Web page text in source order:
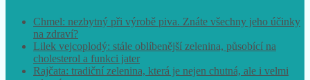
Chmel: nezbytný při výrobě piva. Znáte všechny jeho účinky
na zdraví?
Lilek vejcoplodý: stále oblíbenější zelenina, působící na
cholesterol a funkci jater
Rajčata: tradiční zelenina, která je nejen chutná, ale i velmi